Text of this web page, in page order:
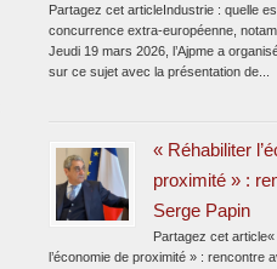
Partagez cet articleIndustrie : quelle
concurrence extra-européenne,
Jeudi 19 mars 2026, l’Ajpme a
sur ce sujet avec la présentation de...
« Réhabiliter
proximité » :
Serge Papin
Partagez cet
l’économie de proximité » : rencontre